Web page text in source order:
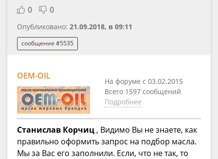
0 0
Опубликовано: 21.09.2018, в 09:11
сообщение #5535
OEM-OIL
На форуме с 03.02.2015
Всего 1597 сообщений
Подробнее
Станислав Корчиц , Видимо Вы не знаете, как
правильно оформить запрос на подбор масла.
Мы за Вас его заполнили. Если, что не так, то